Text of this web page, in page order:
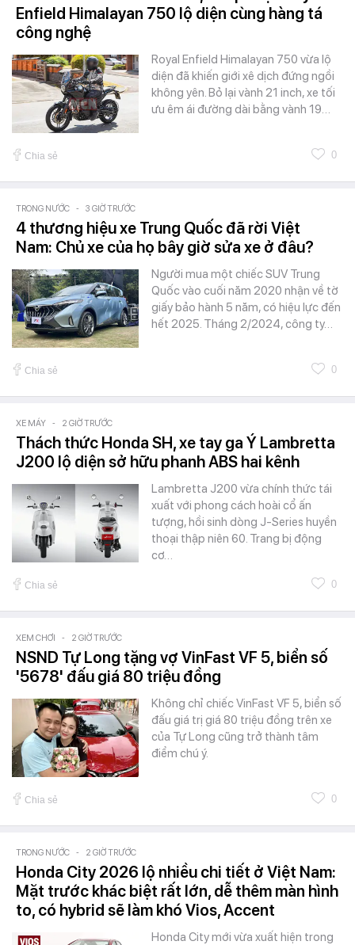
Enfield Himalayan 750 lộ diện cùng hàng tá
công nghệ
Royal Enfield Himalayan 750 vừa lộ
diện đã khiến giới xê dịch đứng ngồi
không yên. Bỏ lại vành 21 inch, xe tối
ưu êm ái đường dài bằng vành 19…
Chia sẻ 0
TRONG NƯỚC - 3 GIỜ TRƯỚC
4 thương hiệu xe Trung Quốc đã rời Việt
Nam: Chủ xe của họ bây giờ sửa xe ở đâu?
Người mua một chiếc SUV Trung
Quốc vào cuối năm 2020 nhận về tờ
giấy bảo hành 5 năm, có hiệu lực đến
hết 2025. Tháng 2/2024, công ty…
Chia sẻ 0
XE MÁY - 2 GIỜ TRƯỚC
Thách thức Honda SH, xe tay ga Ý Lambretta
J200 lộ diện sở hữu phanh ABS hai kênh
Lambretta J200 vừa chính thức tái
xuất với phong cách hoài cổ ấn
tượng, hồi sinh dòng J-Series huyền
thoại thập niên 60. Trang bị động
cơ…
Chia sẻ 0
XEM CHƠI - 2 GIỜ TRƯỚC
NSND Tự Long tặng vợ VinFast VF 5, biển số
'5678' đấu giá 80 triệu đồng
Không chỉ chiếc VinFast VF 5, biển số
đấu giá trị giá 80 triệu đồng trên xe
của Tự Long cũng trở thành tâm
điểm chú ý.
Chia sẻ 0
TRONG NƯỚC - 2 GIỜ TRƯỚC
Honda City 2026 lộ nhiều chi tiết ở Việt Nam:
Mặt trước khác biệt rất lớn, dễ thêm màn hình
to, có hybrid sẽ làm khó Vios, Accent
Honda City mới vừa xuất hiện trong